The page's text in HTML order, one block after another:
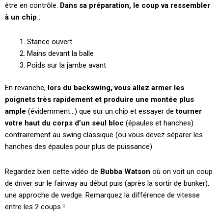
être en contrôle. Dans sa préparation, le coup va ressembler
à un chip :
Stance ouvert
Mains devant la balle
Poids sur la jambe avant
En revanche, lors du backswing, vous allez armer les
poignets très rapidement et produire une montée plus
ample (évidemment…) que sur un chip et essayer detourner
votre haut du corps d’un seul bloc (épaules et hanches)
contrairement au swing classique (ou vous devez séparer les
hanches des épaules pour plus de puissance).
Regardez bien cette vidéo de Bubba Watson où on voit un coup
de driver sur le fairway au début puis (après la sortir de bunker),
une approche de wedge. Remarquez la différence de vitesse
entre les 2 coups !